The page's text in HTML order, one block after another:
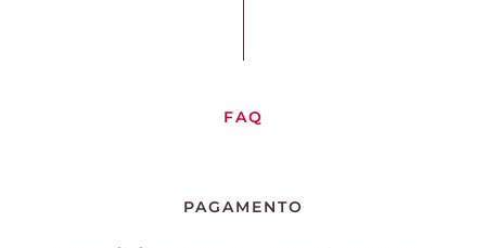
FAQ
PAGAMENTO